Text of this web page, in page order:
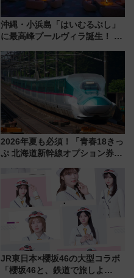
沖縄・小浜島「はいむるぶし」
に最高峰プールヴィラ誕生！ 石
美旅「何もしない贅沢」を体験
してみない？
2026年夏も必須！「青春18きっ
ぷ 北海道新幹線オプション券」
JR東日本×櫻坂46の大型コラボ
「櫻坂46と、鉄道で旅しよ